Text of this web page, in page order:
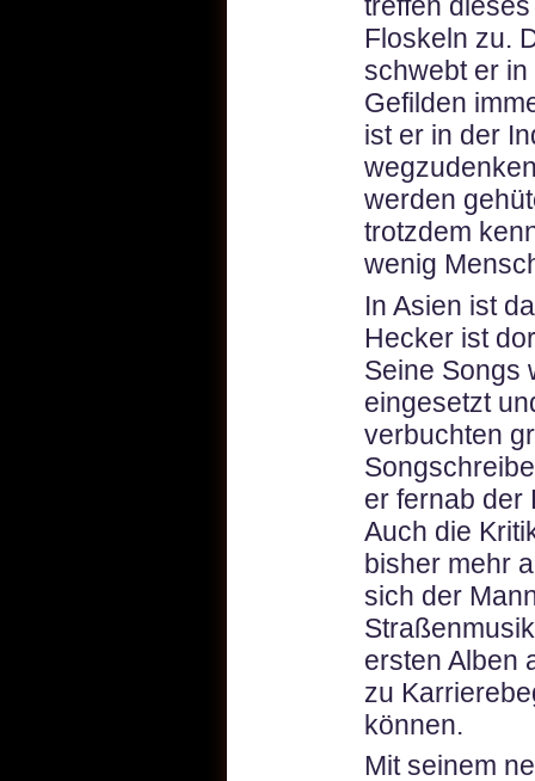
treffen
Floskeln zu.
schwebt er
Gefilden
ist er in der
werden
trotzdem
wenig
In Asien ist
Hecker ist
Seine Songs
eingesetzt
verbuchten
er fernab der
Auch die
bisher mehr
sich der
ersten Alben
zu
können.
Mit seinem